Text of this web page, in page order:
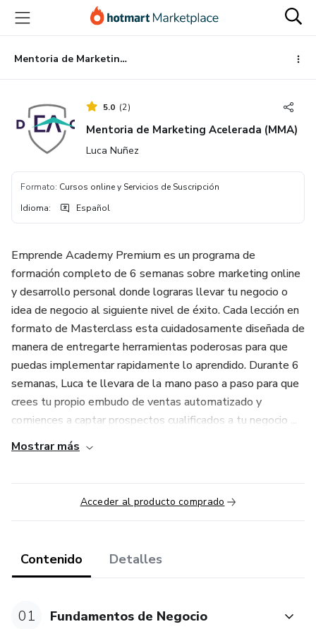
principal
página
de
página
Mentoria de Marketing Acelerada (MMA)
5.0 (2)
Mentoria de Marketing Acelerada (MMA)
Luca Nuñez
Formato: Cursos online y Servicios de Suscripción
Idioma: Español
Emprende Academy Premium es un programa de
formación completo de 6 semanas sobre marketing online
y desarrollo personal donde lograras llevar tu negocio o
idea de negocio al siguiente nivel de éxito. Cada lección en
formato de Masterclass esta cuidadosamente diseñada de
manera de entregarte herramientas poderosas para que
puedas implementar rapidamente lo aprendido. Durante 6
semanas, Luca te llevara de la mano paso a paso para que
crees tu propio embudo de ventas automatizado y
comiences a captar prospectos cualificados a tu negocio ...
Mostrar más
Acceder al producto comprado
Contenido Detalles
01 Fundamentos de Negocio